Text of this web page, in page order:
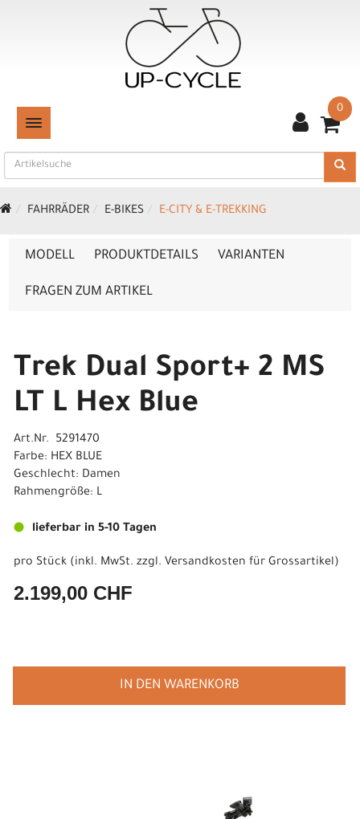
TOGGLE NAVIGATION
0
FAHRRÄDER E-BIKES E-CITY & E-TREKKING
MODELL PRODUKTDETAILS VARIANTEN
FRAGEN ZUM ARTIKEL
Trek Dual Sport+ 2 MS
LT L Hex Blue
Art.Nr. 5291470
Farbe: HEX BLUE
Geschlecht: Damen
Rahmengröße: L
lieferbar in 5-10 Tagen
pro Stück (inkl. MwSt. zzgl. Versandkosten für Grossartikel)
2.199,00 CHF
IN DEN WARENKORB